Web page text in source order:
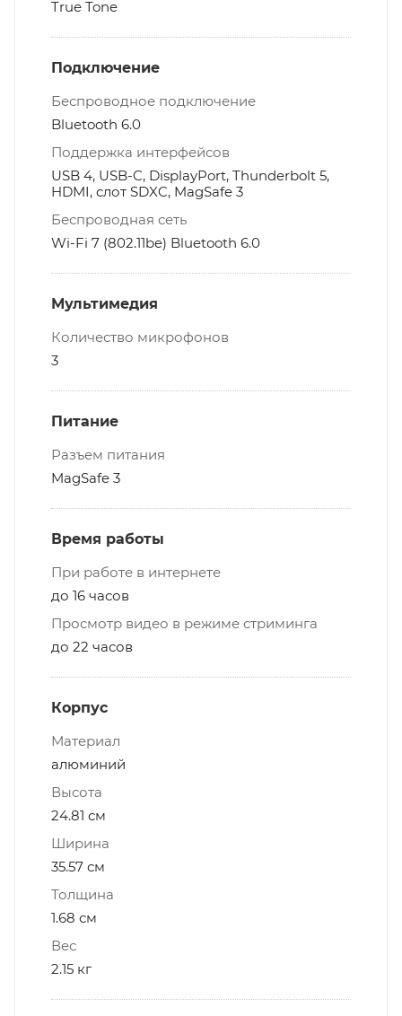
True Tone
Подключение
Беспроводное подключение
Bluetooth 6.0
Поддержка интерфейсов
USB 4, USB-C, DisplayPort, Thunderbolt 5,
HDMI, слот SDXC, MagSafe 3
Беспроводная сеть
Wi-Fi 7 (802.11be) Bluetooth 6.0
Мультимедия
Количество микрофонов
3
Питание
Разъем питания
MagSafe 3
Время работы
При работе в интернете
до 16 часов
Просмотр видео в режиме стриминга
до 22 часов
Корпус
Материал
алюминий
Высота
24.81 см
Ширина
35.57 см
Толщина
1.68 см
Вес
2.15 кг